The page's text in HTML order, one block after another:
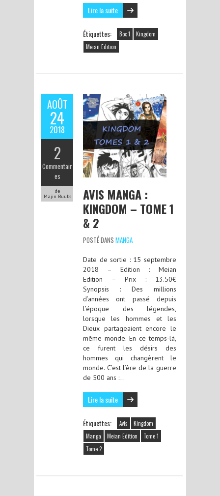
Lire la suite
Étiquettes: Box 1
Kingdom
Meian Edition
AOÛT
24
2018
2
Commentair
es
de
Majin Buubs
AVIS MANGA :
KINGDOM – TOME 1
& 2
POSTÉ DANS MANGA
Date de sortie : 15 septembre
2018 – Edition : Meian
Edition – Prix : 13.50€
Synopsis : Des millions
d’années ont passé depuis
l’époque des légendes,
lorsque les hommes et les
Dieux partageaient encore le
même monde. En ce temps-là,
ce furent les désirs des
hommes qui changèrent le
monde. C’est l’ère de la guerre
de 500 ans :…
Lire la suite
Étiquettes: Avis
Kingdom
Manga
Meian Edition
Tome 1
Tome 2